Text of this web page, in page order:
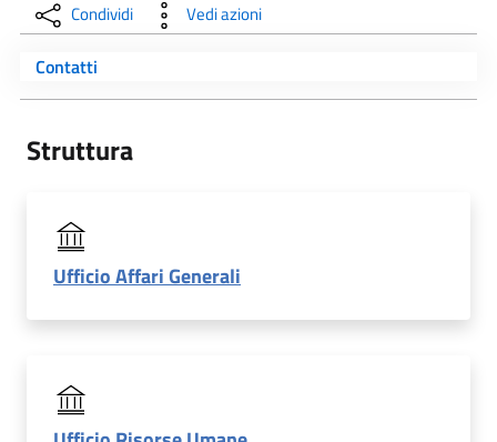
Condividi Vedi azioni
Contatti
Struttura
Ufficio Affari Generali